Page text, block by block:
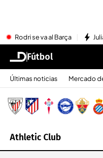
Rodri se va al Barça
Fútbol
Últimas noticias Mercado
Athletic Club